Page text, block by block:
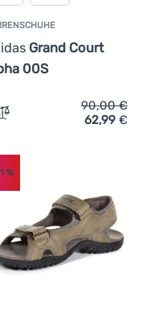
Hannah Mica'
Grand Court
00S
Zum Vergleich
90,00€
62,99 €
%